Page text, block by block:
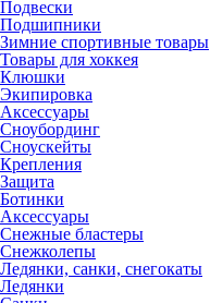
Подвески
Подшипники
Зимние спортивные товары
Товары для хоккея
Клюшки
Экипировка
Аксессуары
Сноубординг
Сноускейты
Крепления
Защита
Ботинки
Аксессуары
Снежные бластеры
Снежколепы
Ледянки, санки, снегокаты
Ледянки